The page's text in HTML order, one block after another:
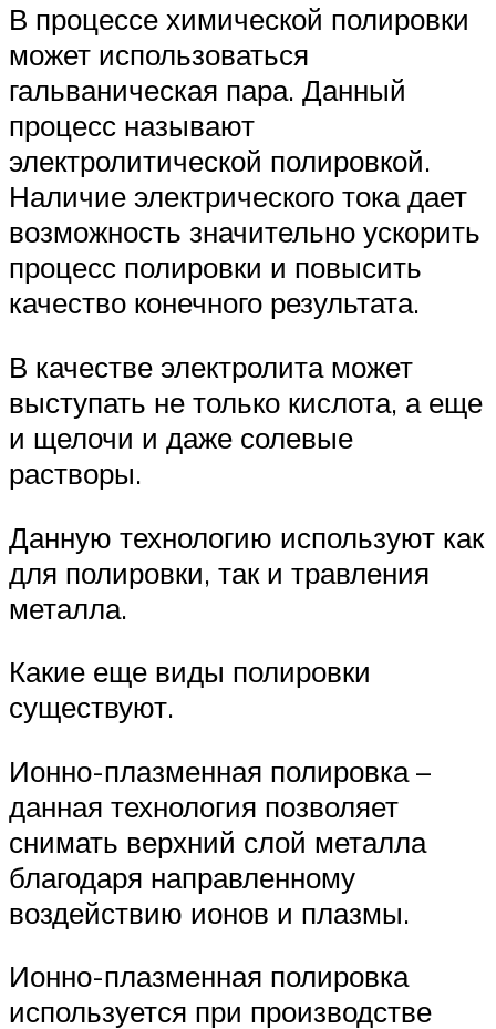
В процессе химической полировки
может использоваться
гальваническая пара. Данный
процесс называют
электролитической полировкой.
Наличие электрического тока дает
возможность значительно ускорить
процесс полировки и повысить
качество конечного результата.
В качестве электролита может
выступать не только кислота, а еще
и щелочи и даже солевые
растворы.
Данную технологию используют как
для полировки, так и травления
металла.
Какие еще виды полировки
существуют.
Ионно-плазменная полировка –
данная технология позволяет
снимать верхний слой металла
благодаря направленному
воздействию ионов и плазмы.
Ионно-плазменная полировка
используется при производстве